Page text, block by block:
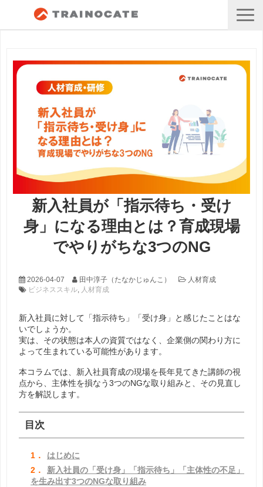
新入社員が「指示待ち・受け
身」になる理由とは？育成現場
でやりがちな3つのNG
2026-04-07 田中淳子（たなかじゅんこ）
人材育成
ビジネススキル, 人材育成
新入社員に対して「指示待ち」「受け身」と感じたことはな
いでしょうか。
実は、その状態は本人の資質ではなく、企業側の関わり方に
よって生まれている可能性があります。
本コラムでは、新入社員育成の現場を長年見てきた講師の視
点から、主体性を損なう3つのNGな取り組みと、その見直し
方を解説します。
目次
1．
はじめに
2．
新入社員の「受け身」「指示待ち」「主体性の不足」
を生み出す3つのNGな取り組み